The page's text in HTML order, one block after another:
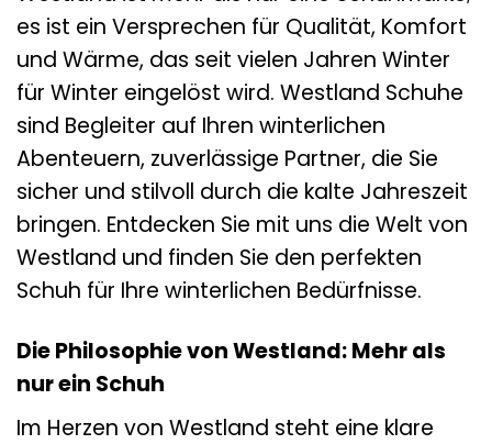
es ist ein Versprechen für Qualität, Komfort
und Wärme, das seit vielen Jahren Winter
für Winter eingelöst wird. Westland Schuhe
sind Begleiter auf Ihren winterlichen
Abenteuern, zuverlässige Partner, die Sie
sicher und stilvoll durch die kalte Jahreszeit
bringen. Entdecken Sie mit uns die Welt von
Westland und finden Sie den perfekten
Schuh für Ihre winterlichen Bedürfnisse.
Die Philosophie von Westland: Mehr als
nur ein Schuh
Im Herzen von Westland steht eine klare